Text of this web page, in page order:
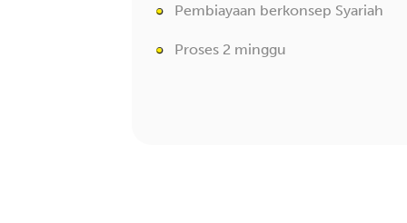
Pembiayaan berkonsep Syariah
Proses 2 minggu